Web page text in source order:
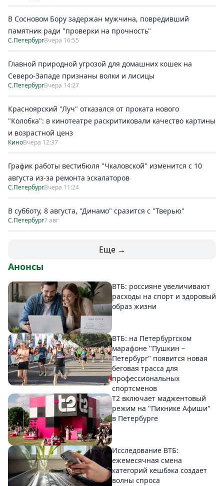
В Сосновом Бору задержан мужчина, повредивший
памятник ради "проверки на прочность"
С.ПетербургВчера 16:55
Главной природной угрозой для домашних кошек на
Северо-Западе признаны волки и лисицы
С.ПетербургВчера 14:27
Красноярский "Луч" отказался от проката нового
"Колобка": в кинотеатре раскритиковали качество картины
и возрастной ценз
КиноВчера 12:37
График работы вестибюля "Чкаловской" изменится с 10
августа из-за ремонта эскалаторов
С.ПетербургВчера 11:24
В субботу, 8 августа, "Динамо" сразится с "Тверью"
С.Петербург7 авг
Еще →
Анонсы
ВТБ: россияне увеличивают
расходы на спорт и здоровый
образ жизни
ВТБ: на Петербургском
марафоне "Пушкин –
Петербург" появится новая
беговая трасса для
профессиональных
спортсменов
Т2 включает маджентовый
режим на "Пикнике Афиши"
в Петербурге
Исследование ВТБ:
ежемесячная смена
категорий кешбэка создает
волны спроса